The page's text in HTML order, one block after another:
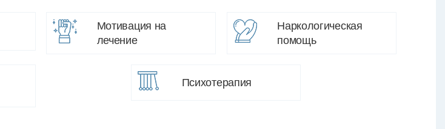
Мотивация на
лечение
Наркологическая
помощь
Психотерапия